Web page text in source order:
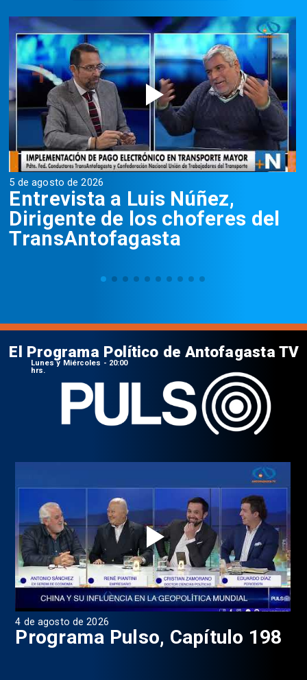
5 de agosto de 2026
Entrevista a Luis Núñez,
Dirigente de los choferes del
TransAntofagasta
4 de agosto de 2026
Programa Pulso, Capítulo 198
El Programa Político de Antofagasta TV
Lunes y Miércoles - 20:00
hrs.